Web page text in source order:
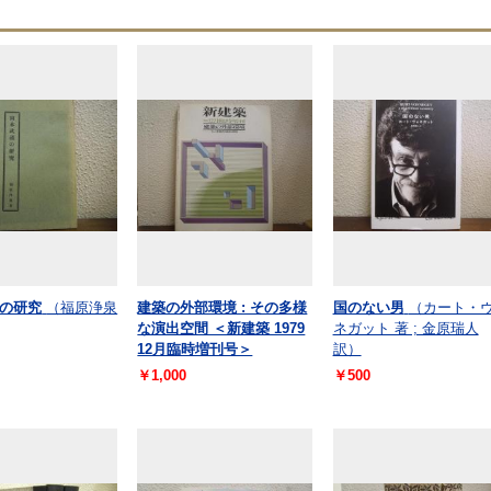
研究 （福原浄泉
建築の外部環境 : その多様
な演出空間 ＜新建築 1979
12月臨時増刊号＞
￥1,000
国のない男
（カート・
ネガット 著 ; 金原瑞人
訳）
￥500